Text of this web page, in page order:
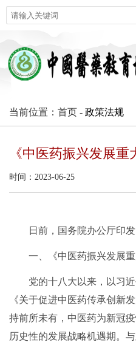
当前位置：首页 - 政策法规
《中医药振兴发展
时间：2023-06-25
日前，国务院办公厅印
一、《中医药振兴发展
党的十八大以来，以习
《关于促进中医药传承创新
持前所未有，中医药为新冠
历史性的发展战略机遇期。